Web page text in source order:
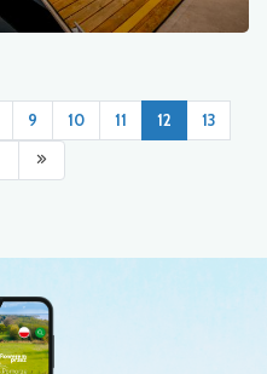
9 10 11 12 13